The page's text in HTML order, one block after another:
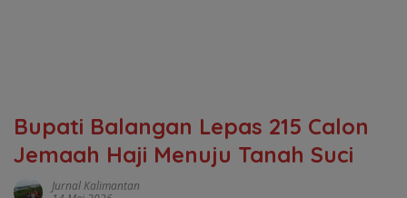
Bupati Balangan Lepas 215 Calon
Jemaah Haji Menuju Tanah Suci
Jurnal Kalimantan